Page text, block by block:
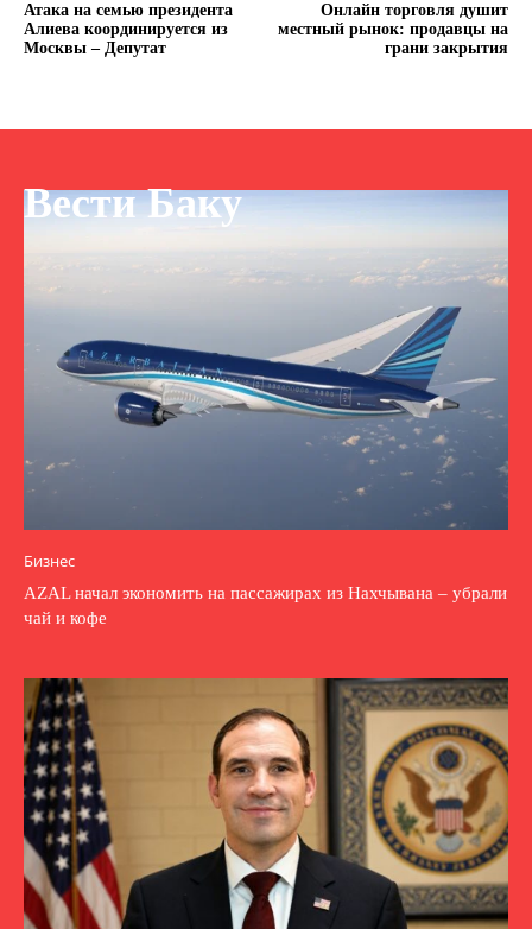
Атака на семью президента
Алиева координируется из
Москвы – Депутат
Онлайн торговля душит
местный рынок: продавцы на
грани закрытия
Вести Баку
Бизнес
AZAL начал экономить на пассажирах из Нахчывана – убрали
чай и кофе